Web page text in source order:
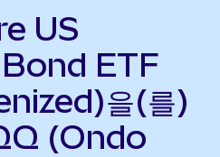
US
ETF
을(를)
(Ondo